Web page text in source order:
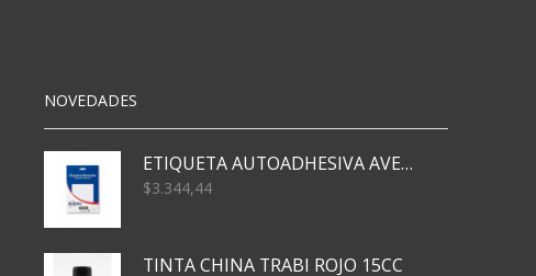
NOVEDADES
ETIQUETA AUTOADHESIVA AVERY 3026 30H 20 X 70
$3.344,44
TINTA CHINA TRABI ROJO 15CC